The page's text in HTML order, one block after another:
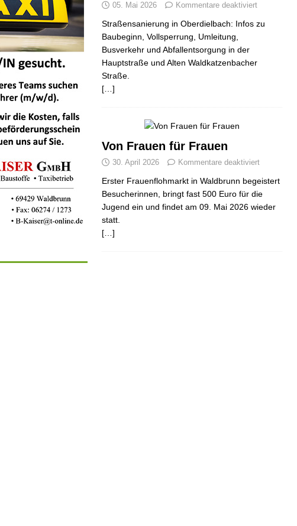
05. Mai 2026 Kommentare deaktiviert
Straßensanierung in Oberdielbach: Infos zu
Baubeginn, Vollsperrung, Umleitung,
Busverkehr und Abfallentsorgung in der
Hauptstraße und Alten Waldkatzenbacher
Straße.
[…]
Von Frauen für Frauen
30. April 2026 Kommentare deaktiviert
Erster Frauenflohmarkt in Waldbrunn begeistert
Besucherinnen, bringt fast 500 Euro für die
Jugend ein und findet am 09. Mai 2026 wieder
statt.
[…]